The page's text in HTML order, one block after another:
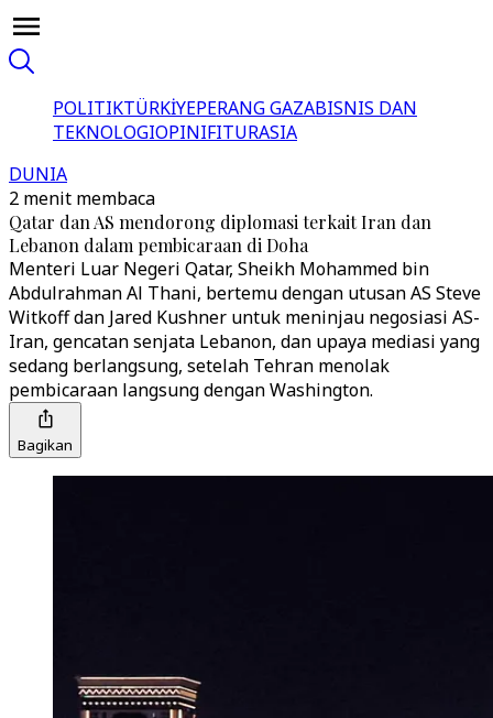
POLITIKTÜRKİYEPERANG GAZABISNIS DAN
TEKNOLOGIOPINIFITURASIA
DUNIA
2 menit membaca
Qatar dan AS mendorong diplomasi terkait Iran dan
Lebanon dalam pembicaraan di Doha
Menteri Luar Negeri Qatar, Sheikh Mohammed bin
Abdulrahman Al Thani, bertemu dengan utusan AS Steve
Witkoff dan Jared Kushner untuk meninjau negosiasi AS-
Iran, gencatan senjata Lebanon, dan upaya mediasi yang
sedang berlangsung, setelah Tehran menolak
pembicaraan langsung dengan Washington.
Bagikan